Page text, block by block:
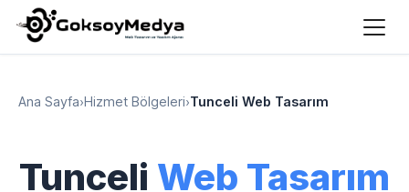
Ana Sayfa›Hizmet Bölgeleri›Tunceli Web Tasarım
Tunceli Web Tasarım